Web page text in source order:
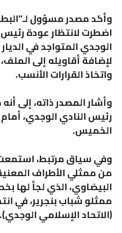
وأكد مصدر مسؤول
اضطرت لانتظار عودة رئيس
الوجدي المتواجد في الديار
لإضافة أقاويله إلى
واتخاذ القرارات الأنسب.
وأشار المصدر ذاته، إلى
رئيس النادي الوجدي،
الخميس.
وفي سياق مرتبط،
من ممثلي الأطراف
البيضاوي، الذي لجأ لها
ممثلو شباب بنجرير، في
(الاتحاد الإسلامي الوجدي).